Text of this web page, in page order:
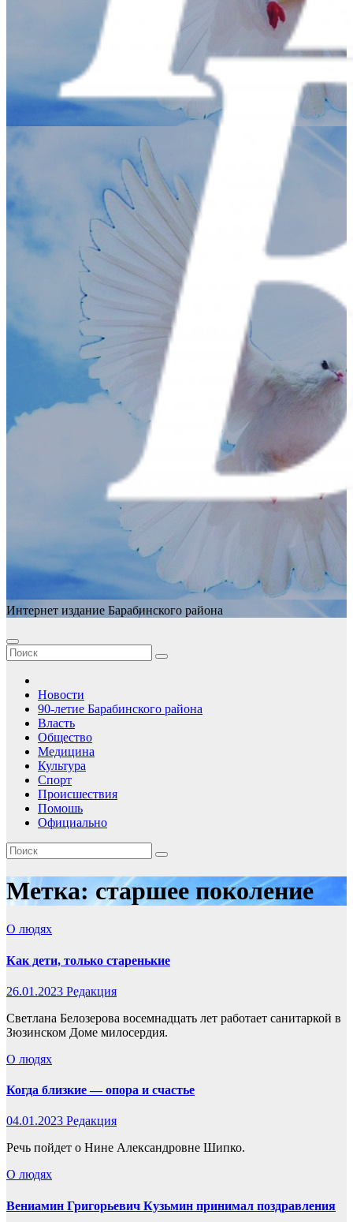
Интернет издание Барабинского района
Новости
90-летие Барабинского района
Власть
Общество
Медицина
Культура
Спорт
Происшествия
Помошь
Официально
Метка:старшее поколение
О людях
Как дети, только старенькие
26.01.2023 Редакция
Светлана Белозерова восемнадцать лет работает санитаркой в
Зюзинском Доме милосердия.
О людях
Когда близкие — опора и счастье
04.01.2023 Редакция
Речь пойдет о Нине Александровне Шипко.
О людях
Вениамин Григорьевич Кузьмин принимал поздравления